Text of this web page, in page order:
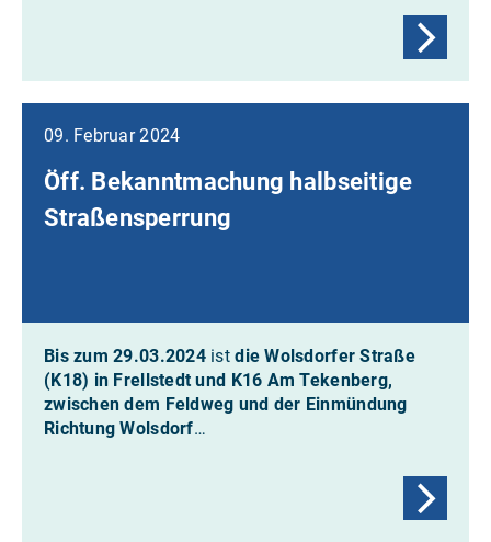
09. Februar 2024
Öff. Bekanntmachung halbseitige
Straßensperrung
Bis zum 29.03.2024istdie Wolsdorfer Straße
(K18) in Frellstedt und K16 Am Tekenberg,
zwischen dem Feldweg und der Einmündung
Richtung Wolsdorf…